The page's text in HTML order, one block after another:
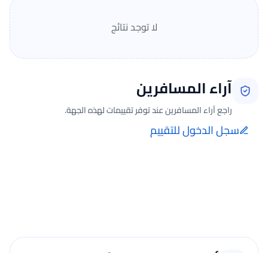
لا توجد نتائج
آراء المسافرين
راجع آراء المسافرين عند توفر تقييمات لهذه الجهة.
سجل الدخول للتقييم